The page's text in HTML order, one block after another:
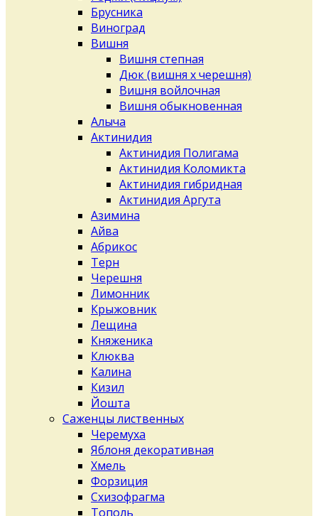
Брусника
Виноград
Вишня
Вишня степная
Дюк (вишня х черешня)
Вишня войлочная
Вишня обыкновенная
Алыча
Актинидия
Актинидия Полигама
Актинидия Коломикта
Актинидия гибридная
Актинидия Аргута
Азимина
Айва
Абрикос
Терн
Черешня
Лимонник
Крыжовник
Лещина
Княженика
Клюква
Калина
Кизил
Йошта
Саженцы лиственных
Черемуха
Яблоня декоративная
Хмель
Форзиция
Схизофрагма
Тополь